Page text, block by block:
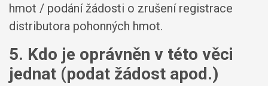
hmot / podání žádosti o zrušení registrace
distributora pohonných hmot.
5. Kdo je oprávněn v této věci
jednat (podat žádost apod.)